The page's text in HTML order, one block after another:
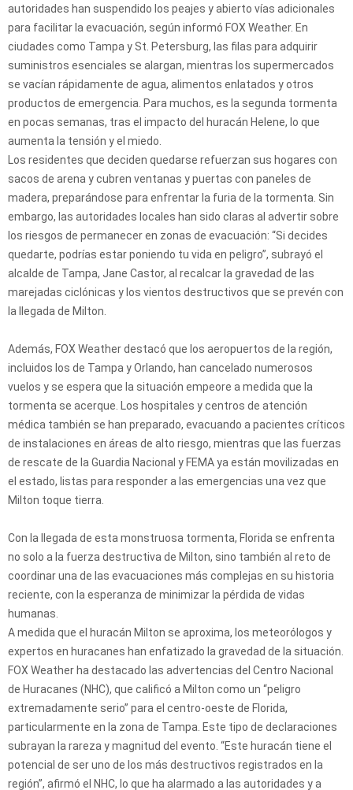
autoridades han suspendido los peajes y abierto vías adicionales
para facilitar la evacuación, según informó FOX Weather. En
ciudades como Tampa y St. Petersburg, las filas para adquirir
suministros esenciales se alargan, mientras los supermercados
se vacían rápidamente de agua, alimentos enlatados y otros
productos de emergencia. Para muchos, es la segunda tormenta
en pocas semanas, tras el impacto del huracán Helene, lo que
aumenta la tensión y el miedo.
Los residentes que deciden quedarse refuerzan sus hogares con
sacos de arena y cubren ventanas y puertas con paneles de
madera, preparándose para enfrentar la furia de la tormenta. Sin
embargo, las autoridades locales han sido claras al advertir sobre
los riesgos de permanecer en zonas de evacuación: “Si decides
quedarte, podrías estar poniendo tu vida en peligro”, subrayó el
alcalde de Tampa, Jane Castor, al recalcar la gravedad de las
marejadas ciclónicas y los vientos destructivos que se prevén con
la llegada de Milton.
Además, FOX Weather destacó que los aeropuertos de la región,
incluidos los de Tampa y Orlando, han cancelado numerosos
vuelos y se espera que la situación empeore a medida que la
tormenta se acerque. Los hospitales y centros de atención
médica también se han preparado, evacuando a pacientes críticos
de instalaciones en áreas de alto riesgo, mientras que las fuerzas
de rescate de la Guardia Nacional y FEMA ya están movilizadas en
el estado, listas para responder a las emergencias una vez que
Milton toque tierra.
Con la llegada de esta monstruosa tormenta, Florida se enfrenta
no solo a la fuerza destructiva de Milton, sino también al reto de
coordinar una de las evacuaciones más complejas en su historia
reciente, con la esperanza de minimizar la pérdida de vidas
humanas.
A medida que el huracán Milton se aproxima, los meteorólogos y
expertos en huracanes han enfatizado la gravedad de la situación.
FOX Weather ha destacado las advertencias del Centro Nacional
de Huracanes (NHC), que calificó a Milton como un “peligro
extremadamente serio” para el centro-oeste de Florida,
particularmente en la zona de Tampa. Este tipo de declaraciones
subrayan la rareza y magnitud del evento. “Este huracán tiene el
potencial de ser uno de los más destructivos registrados en la
región”, afirmó el NHC, lo que ha alarmado a las autoridades y a